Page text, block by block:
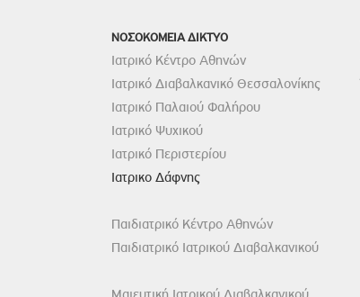
ΝΟΣΟΚΟΜΕΙΑ ΔΙΚΤΥΟ
Ιατρικό Κέντρο Αθηνών
Ιατρικό Διαβαλκανικό Θεσσαλονίκης
Ιατρικό Παλαιού Φαλήρου
Ιατρικό Ψυχικού
Ιατρικό Περιστερίου
Ιατρικο Δάφνης
Παιδιατρικό Κέντρο Αθηνών
Παιδιατρικό Ιατρικού Διαβαλκανικού